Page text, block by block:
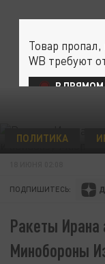
ПОЛИТИКА
ПОДПИШИТЕСЬ:
Ракеты Ирана
Минобороны
Товар
WB требуют
В